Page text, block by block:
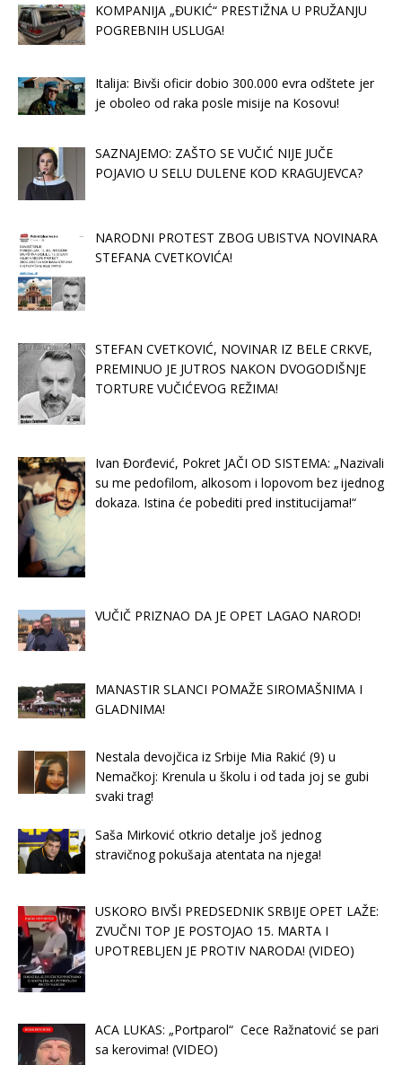
KOMPANIJA „ĐUKIĆ“ PRESTIŽNA U PRUŽANJU
POGREBNIH USLUGA!
Italija: Bivši oficir dobio 300.000 evra odštete jer
je oboleo od raka posle misije na Kosovu!
SAZNAJEMO: ZAŠTO SE VUČIĆ NIJE JUČE
POJAVIO U SELU DULENE KOD KRAGUJEVCA?
NARODNI PROTEST ZBOG UBISTVA NOVINARA
STEFANA CVETKOVIĆA!
STEFAN CVETKOVIĆ, NOVINAR IZ BELE CRKVE,
PREMINUO JE JUTROS NAKON DVOGODIŠNJE
TORTURE VUČIĆEVOG REŽIMA!
Ivan Đorđević, Pokret JAČI OD SISTEMA: „Nazivali
su me pedofilom, alkosom i lopovom bez ijednog
dokaza. Istina će pobediti pred institucijama!“
VUČIČ PRIZNAO DA JE OPET LAGAO NAROD!
MANASTIR SLANCI POMAŽE SIROMAŠNIMA I
GLADNIMA!
Nestala devojčica iz Srbije Mia Rakić (9) u
Nemačkoj: Krenula u školu i od tada joj se gubi
svaki trag!
Saša Mirković otkrio detalje još jednog
stravičnog pokušaja atentata na njega!
USKORO BIVŠI PREDSEDNIK SRBIJE OPET LAŽE:
ZVUČNI TOP JE POSTOJAO 15. MARTA I
UPOTREBLJEN JE PROTIV NARODA! (VIDEO)
ACA LUKAS: „Portparol“ Cece Ražnatović se pari
sa kerovima! (VIDEO)